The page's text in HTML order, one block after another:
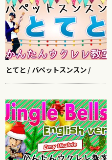
とてと / パペットスンスン /